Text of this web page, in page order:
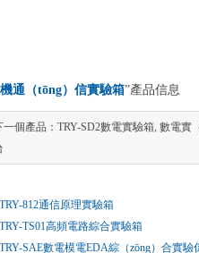
通（tōng）信實驗箱”產品信息
一個產品： TRY-SD2數電實驗箱, 數電實
TRY-812通信原理實驗箱
TRY-TS01高頻電路綜合實驗箱
TRY-SAE數電模電EDA綜（zōng）合實驗